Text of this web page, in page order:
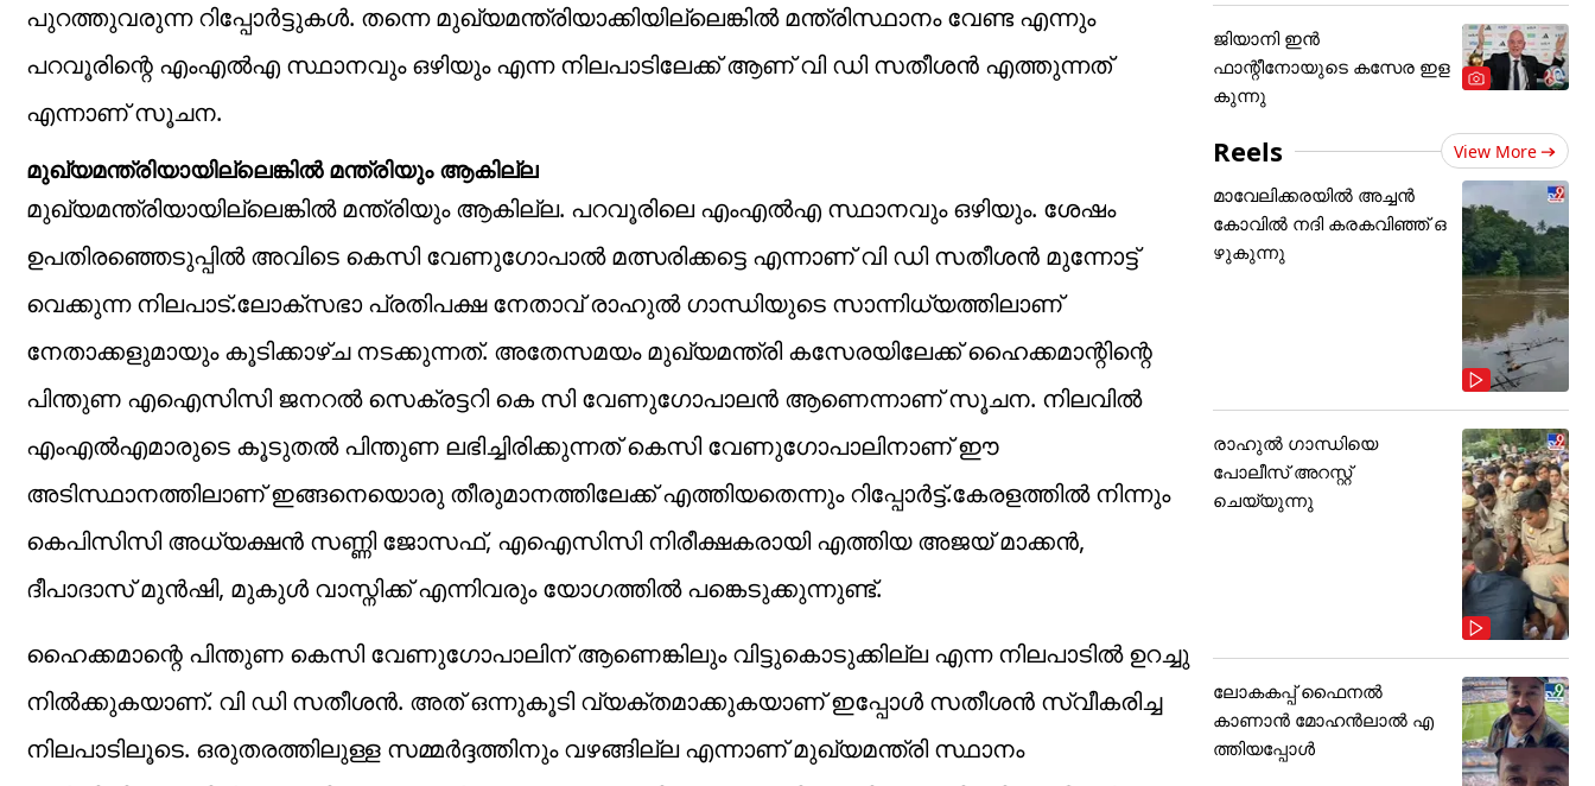
പുറത്തുവരുന്ന റിപ്പോർട്ടുകൾ. തന്നെ മുഖ്യമന്ത്രിയാക്കിയില്ലെങ്കിൽ മന്ത്രിസ്ഥാനം വേണ്ട എന്നും
പറവൂരിന്റെ എംഎൽഎ സ്ഥാനവും ഒഴിയും എന്ന നിലപാടിലേക്ക് ആണ് വി ഡി സതീശൻ എത്തുന്നത്
എന്നാണ് സൂചന.
മുഖ്യമന്ത്രിയായില്ലെങ്കിൽ മന്ത്രിയും ആകില്ല
മുഖ്യമന്ത്രിയായില്ലെങ്കിൽ മന്ത്രിയും ആകില്ല. പറവൂരിലെ എംഎൽഎ സ്ഥാനവും ഒഴിയും. ശേഷം
ഉപതിരഞ്ഞെടുപ്പിൽ അവിടെ കെസി വേണുഗോപാൽ മത്സരിക്കട്ടെ എന്നാണ് വി ഡി സതീശൻ മുന്നോട്ട്
വെക്കുന്ന നിലപാട്.ലോക്സഭാ പ്രതിപക്ഷ നേതാവ് രാഹുൽ ഗാന്ധിയുടെ സാന്നിധ്യത്തിലാണ്
നേതാക്കളുമായും കൂടിക്കാഴ്ച നടക്കുന്നത്. അതേസമയം മുഖ്യമന്ത്രി കസേരയിലേക്ക് ഹൈക്കമാന്റിന്റെ
പിന്തുണ എഐസിസി ജനറൽ സെക്രട്ടറി കെ സി വേണുഗോപാലൻ ആണെന്നാണ് സൂചന. നിലവിൽ
എംഎൽഎമാരുടെ കൂടുതൽ പിന്തുണ ലഭിച്ചിരിക്കുന്നത് കെസി വേണുഗോപാലിനാണ് ഈ
അടിസ്ഥാനത്തിലാണ് ഇങ്ങനെയൊരു തീരുമാനത്തിലേക്ക് എത്തിയതെന്നും റിപ്പോർട്ട്.കേരളത്തിൽ നിന്നും
കെപിസിസി അധ്യക്ഷൻ സണ്ണി ജോസഫ്, എഐസിസി നിരീക്ഷകരായി എത്തിയ അജയ് മാക്കൻ,
ദീപാദാസ് മുൻഷി, മുകുൾ വാസ്നിക്ക് എന്നിവരും യോഗത്തിൽ പങ്കെടുക്കുന്നുണ്ട്.
ഹൈക്കമാന്റെ പിന്തുണ കെസി വേണുഗോപാലിന് ആണെങ്കിലും വിട്ടുകൊടുക്കില്ല എന്ന നിലപാടിൽ ഉറച്ചു
നിൽക്കുകയാണ്. വി ഡി സതീശൻ. അത് ഒന്നുകൂടി വ്യക്തമാക്കുകയാണ് ഇപ്പോൾ സതീശൻ സ്വീകരിച്ച
നിലപാടിലൂടെ. ഒരുതരത്തിലുള്ള സമ്മർദ്ദത്തിനും വഴങ്ങില്ല എന്നാണ് മുഖ്യമന്ത്രി സ്ഥാനം
ജിയാനി ഇൻ
ഫാന്റീനോയുടെ കസേര ഇള
കുന്നു
Reels View More
മാവേലിക്കരയിൽ അച്ചൻ
കോവിൽ നദി കരകവിഞ്ഞ് ഒ
ഴുകുന്നു
രാഹുൽ ഗാന്ധിയെ
പോലീസ് അറസ്റ്റ്
ചെയ്യുന്നു
ലോകകപ്പ് ഫൈനൽ
കാണാൻ മോഹൻലാൽ എ
ത്തിയപ്പോൾ